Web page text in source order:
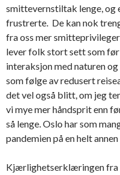
smittevernstiltak lenge, og
frustrerte. De kan nok
fra oss mer
lever folk stort sett som
interaksjon med naturen
som følge av redusert
det vel også blitt, om jeg
vi mye mer håndsprit enn
så lenge. Oslo har som
pandemien på en helt
Kjærlighetserklæringen fra